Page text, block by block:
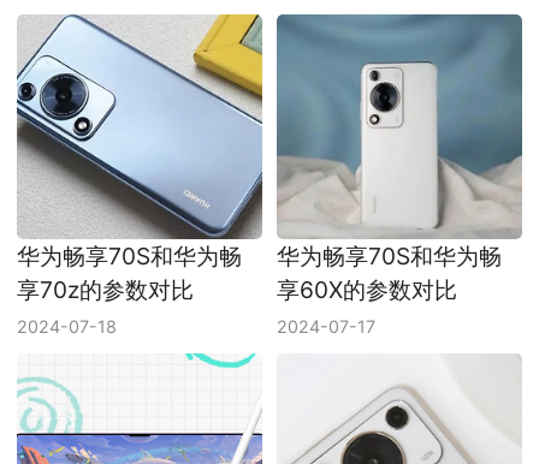
华为畅享70S和华为畅
享70z的参数对比
2024-07-18
华为畅享70S和华为畅
享60X的参数对比
2024-07-17